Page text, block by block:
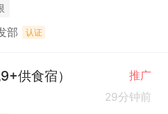
部 认证
供食宿） 推广
29分钟前